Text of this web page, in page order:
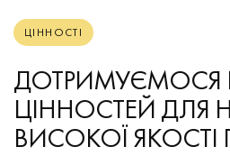
ЦІННОСТІ
ДОТРИМУЄМОСЯ
ЦІННОСТЕЙ ДЛЯ
ВИСОКОЇ